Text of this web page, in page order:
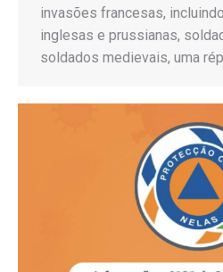
invasões francesas,
inglesas e prussianas,
soldados medievais, uma